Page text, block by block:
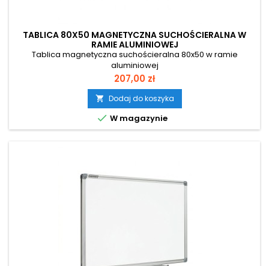
TABLICA 80X50 MAGNETYCZNA SUCHOŚCIERALNA W
RAMIE ALUMINIOWEJ
Tablica magnetyczna suchościeralna 80x50 w ramie
aluminiowej
Cena
207,00 zł
 Dodaj do koszyka
 W magazynie